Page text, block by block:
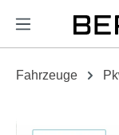
springen
Fahrzeuge
Bildergalerie